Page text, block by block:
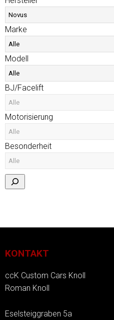
Marke
Modell
BJ/Facelift
Motorisierung
Besonderheit
KONTAKT
ccK Custom Cars Knoll
Roman Knoll
Eselsteiggraben 5a